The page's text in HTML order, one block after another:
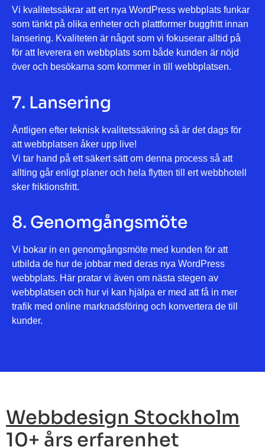
Vi kvalitetssäkrar att ert nya WordPress webbplats funkar
som tänkt på olika enheter och plattformer buggfritt innan
lansering. Kvaliteten är något som vi fokuserar alltid på
för att leverera en webbplats som både kunden är nöjd
över och besökarna som kommer in till webbplatsen.
7. Lansering
Äntligen efter teknisk kvalitetssäkring så är det dags för
att webbplatsen åker upp live!
Vi tar hand på ett säkert sätt om denna process så att
allting går enligt planer och hela flytten till ert webbhotell
sker friktionsfritt.
8. Genomgångsmöte
Vi bokar in en genomgångsmöte med kunden för att
utbilda de hur de jobbar med deras nya WordPress
webbplats. Här pratar vi även om nästa stegen av
webbplatsen och hur vi kan hjälpa er med att få in mer
trafik med online marknadsföring och konvertera de till
kunder.
Webbdesign Stockholm
10+ års erfarenhet